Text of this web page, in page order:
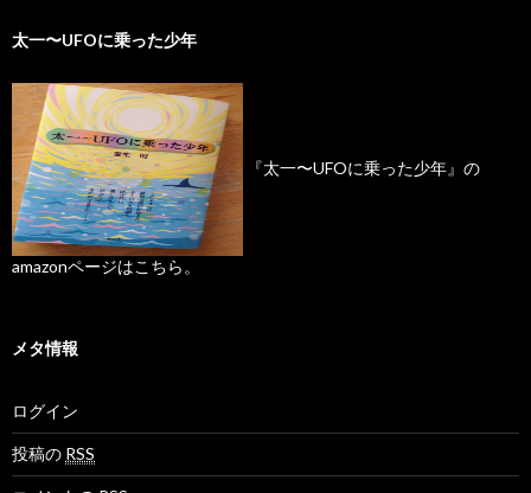
太一〜UFOに乗った少年
『太一〜UFOに乗った少年』の
amazonページはこちら。
メタ情報
ログイン
投稿の RSS